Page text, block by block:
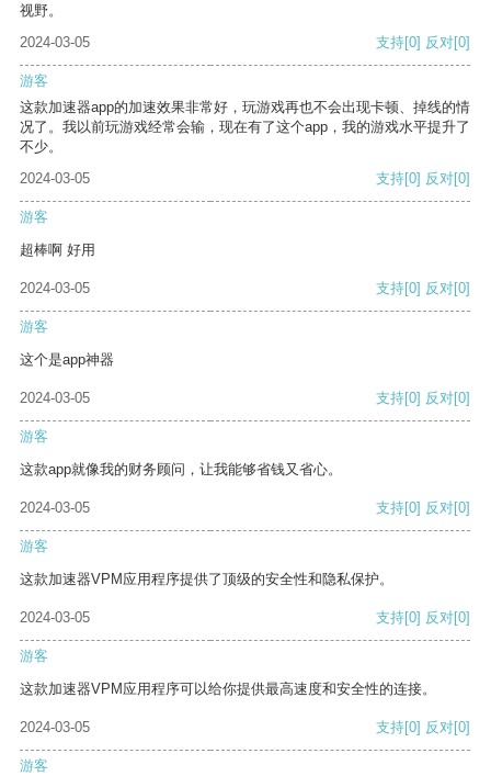
视野。
2024-03-05
支持[0] 反对[0]
游客
这款加速器app的加速效果非常好，玩游戏再也不会出现卡顿、掉线的情
况了。我以前玩游戏经常会输，现在有了这个app，我的游戏水平提升了
不少。
2024-03-05
支持[0] 反对[0]
游客
超棒啊 好用
2024-03-05 支持[0] 反对[0]
游客
这个是app神器
2024-03-05 支持[0] 反对[0]
游客
这款app就像我的财务顾问，让我能够省钱又省心。
2024-03-05 支持[0] 反对[0]
游客
这款加速器VPM应用程序提供了顶级的安全性和隐私保护。
2024-03-05 支持[0] 反对[0]
游客
这款加速器VPM应用程序可以给你提供最高速度和安全性的连接。
2024-03-05 支持[0] 反对[0]
游客